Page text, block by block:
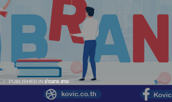
/ PUBLISHED INข่าวสาร สาระ